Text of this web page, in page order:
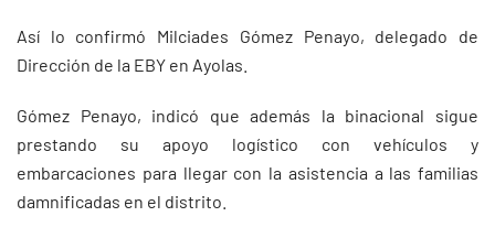
Así lo confirmó Milciades Gómez Penayo, delegado de
Dirección de la EBY en Ayolas.
Gómez Penayo, indicó que además la binacional sigue
prestando su apoyo logístico con vehículos y
embarcaciones para llegar con la asistencia a las familias
damnificadas en el distrito.